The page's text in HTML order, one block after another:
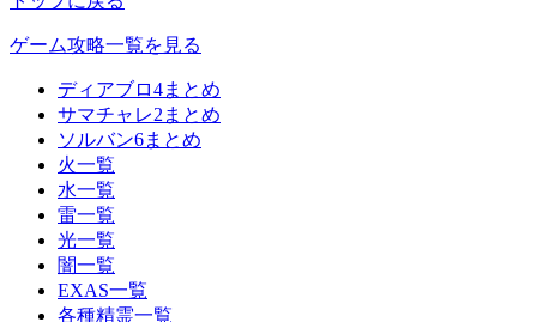
ゲーム攻略一覧を見る
ディアブロ4まとめ
サマチャレ2まとめ
ソルバン6まとめ
火一覧
水一覧
雷一覧
光一覧
闇一覧
EXAS一覧
各種精霊一覧